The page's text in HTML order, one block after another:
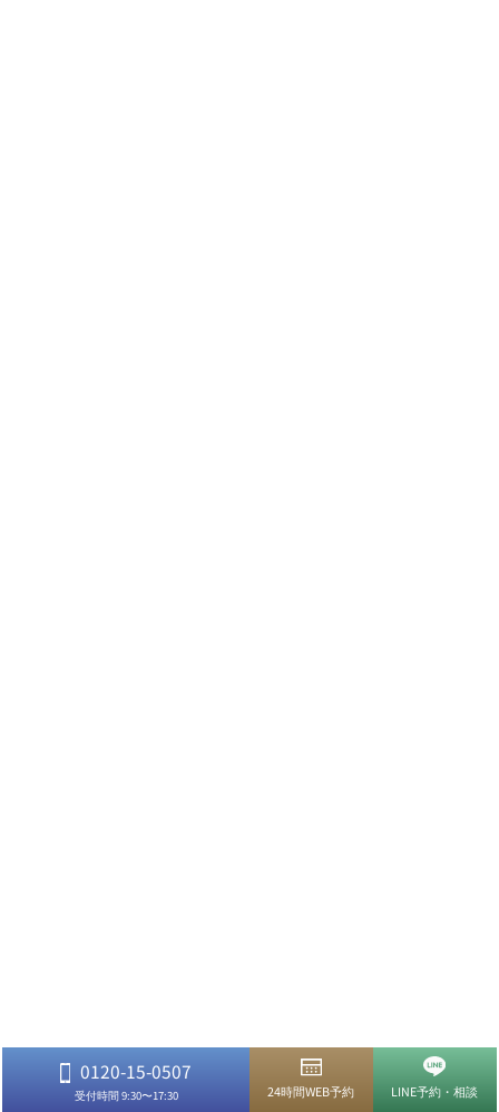
0120-15-0507
受付時間 9:30〜17:30 24時間WEB予約 LINE予約・相談